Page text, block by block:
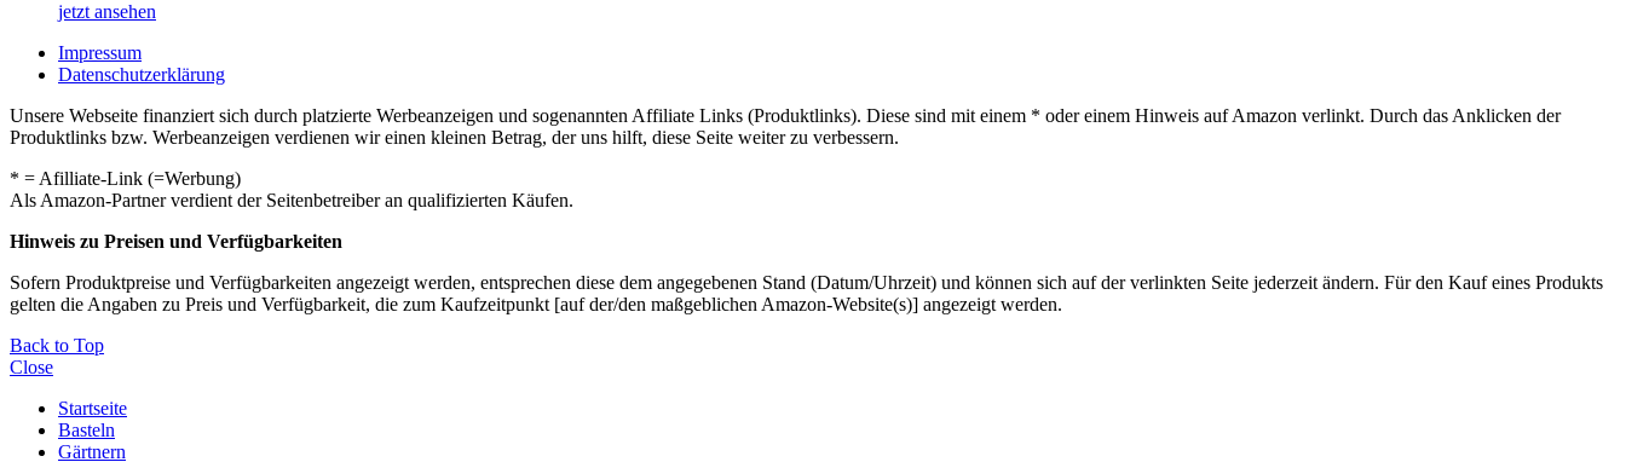
jetzt ansehen
Impressum
Datenschutzerklärung
Unsere Webseite finanziert sich durch platzierte Werbeanzeigen und sogenannten Affiliate Links (Produktlinks). Diese sind mit einem * oder einem Hinweis auf Amazon verlinkt. Durch das Anklicken der
Produktlinks bzw. Werbeanzeigen verdienen wir einen kleinen Betrag, der uns hilft, diese Seite weiter zu verbessern.
* = Afilliate-Link (=Werbung)
Als Amazon-Partner verdient der Seitenbetreiber an qualifizierten Käufen.
Hinweis zu Preisen und Verfügbarkeiten
Sofern Produktpreise und Verfügbarkeiten angezeigt werden, entsprechen diese dem angegebenen Stand (Datum/Uhrzeit) und können sich auf der verlinkten Seite jederzeit ändern. Für den Kauf eines Produkts
gelten die Angaben zu Preis und Verfügbarkeit, die zum Kaufzeitpunkt [auf der/den maßgeblichen Amazon-Website(s)] angezeigt werden.
Back to Top
Close
Startseite
Basteln
Gärtnern